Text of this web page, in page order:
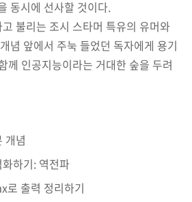
동시에 선사할 것이다.
고 불리는 조시 스타머 특유의 유머와
념 앞에서 주눅 들었던 독자에게 용기
께 인공지능이라는 거대한 숲을 두려
개념
하기: 역전파
출력 정리하기